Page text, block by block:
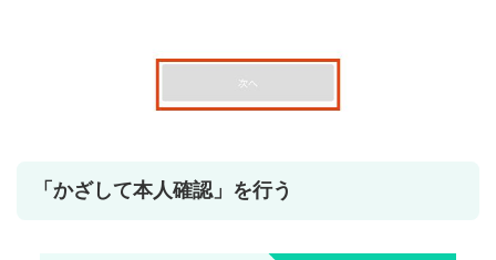
「かざして本人確認」を行う